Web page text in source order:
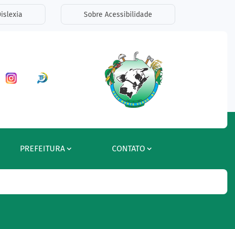
Sobre Acessibilidade
a Rede Social Facebook
Acessar a Rede Social Instagram
Acessar a Rede Social Radar
PREFEITURA CONTATO